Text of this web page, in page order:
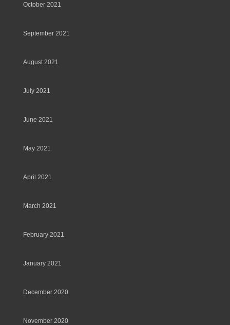
October 2021
September 2021
August 2021
July 2021
June 2021
May 2021
April 2021
March 2021
February 2021
January 2021
December 2020
November 2020